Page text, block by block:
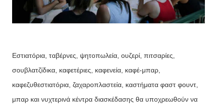
Εστιατόρια, ταβέρνες, ψητοπωλεία, ουζερί, πιτσαρίες,
σουβλατζίδικα, καφετέριες, καφενεία, καφέ-μπαρ,
καφεζυθεστιατόρια, ζαχαροπλαστεία, καστήματα φαστ φουντ,
μπαρ και νυχτερινά κέντρα διασκέδασης θα υποχρεωθούν να